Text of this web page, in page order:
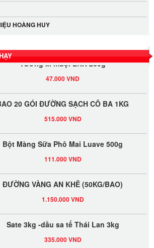
HOÀNG HUY
LỐC 12 HỦ Tương xí muội LKK 260g
Tương xí muội LKK 260g
BAO 20 GÓI ĐƯỜNG SẠCH CÔ BA 1KG
ĐƯỜNG VÀNG AN KHÊ (50KG/BAO)
Sate 3kg -dầu sa tế Thái Lan 3kg